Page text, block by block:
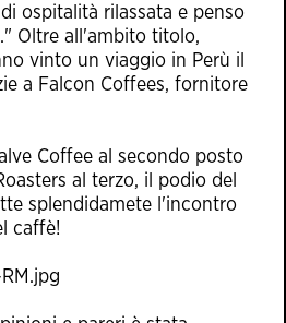
ospitalità rilassata e penso
Oltre all'ambito titolo,
vinto un viaggio in Perù il
a Falcon Coffees, fornitore
Coffee al secondo posto
al terzo, il podio del
splendidamete l'incontro
caffè!